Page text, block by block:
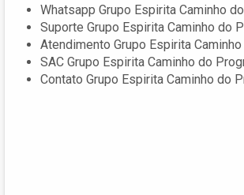
Whatsapp Grupo Espirita Caminho
Suporte Grupo Espirita Caminho do
Atendimento Grupo Espirita
SAC Grupo Espirita Caminho do
Contato Grupo Espirita Caminho do